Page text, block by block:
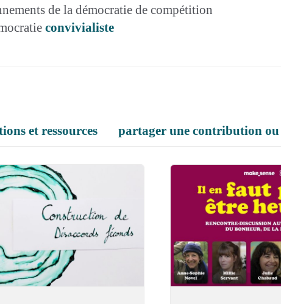
de la démocratie de compétition
convivialiste
et ressources partager une contribution ou